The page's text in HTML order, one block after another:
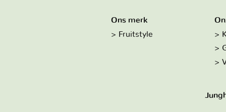
Ons merk
Fruitstyle